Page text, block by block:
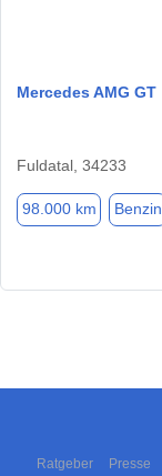
Mercedes AMG GT
Fuldatal, 34233
98.000 km Benzin
Ratgeber Presse